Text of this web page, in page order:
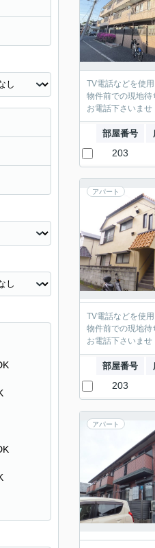
TV電話などを使
物件前での現地
お電話下さいませ
部屋番号
203
アパート
TV電話などを使
物件前での現地
お電話下さいませ
部屋番号
203
アパート